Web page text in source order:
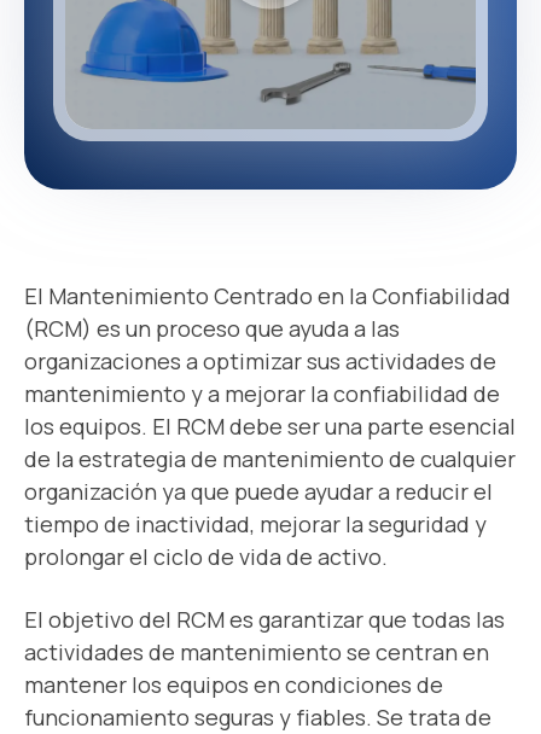
El Mantenimiento Centrado en la Confiabilidad
(RCM) es un proceso que ayuda a las
organizaciones a optimizar sus actividades de
mantenimiento y a mejorar la confiabilidad de
los equipos. El RCM debe ser una parte esencial
de la estrategia de mantenimiento de cualquier
organización ya que puede ayudar a reducir el
tiempo de inactividad, mejorar la seguridad y
prolongar el ciclo de vida de activo.
El objetivo del RCM es garantizar que todas las
actividades de mantenimiento se centran en
mantener los equipos en condiciones de
funcionamiento seguras y fiables. Se trata de